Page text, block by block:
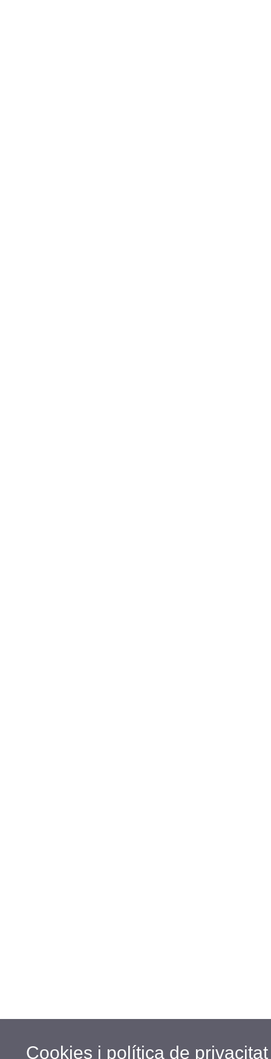
Cookies i política de privacitat